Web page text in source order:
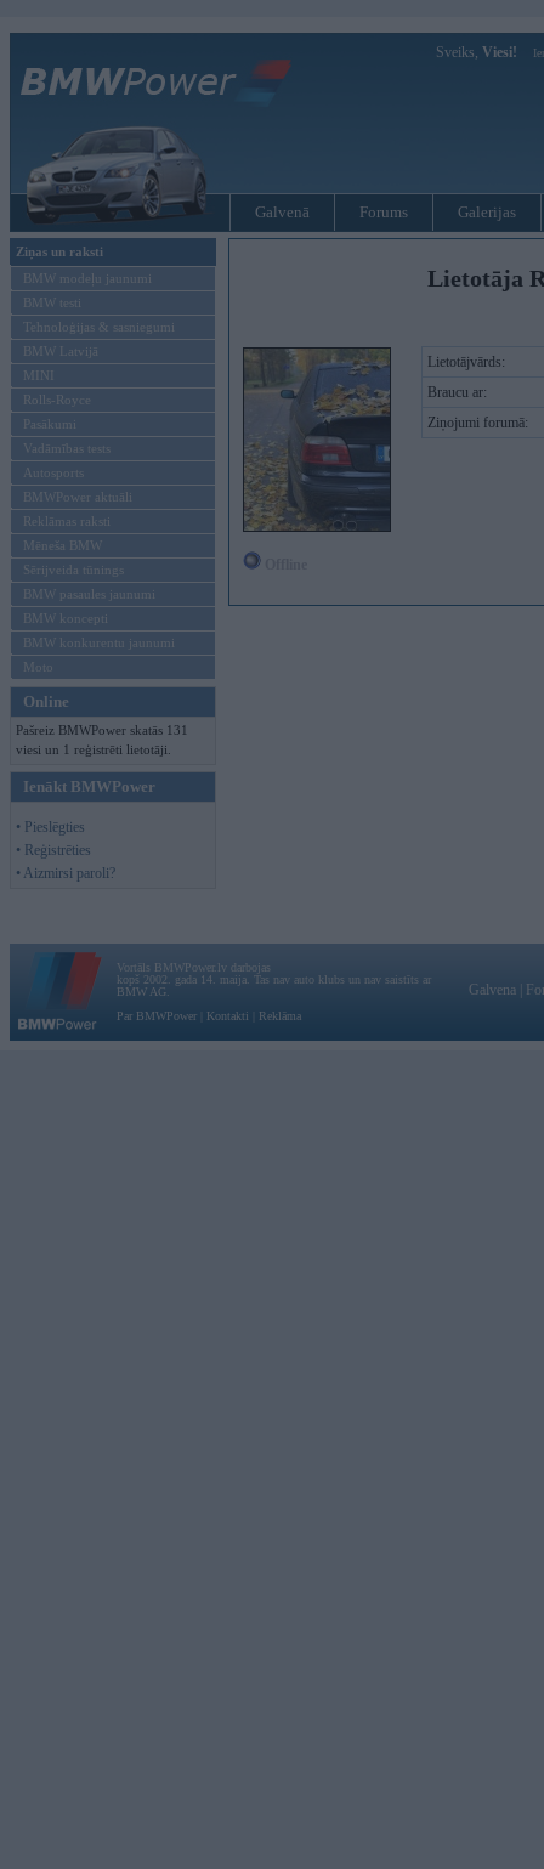
Sveiks, Viesi!
Galvenā Forums Galerijas
Ziņas un raksti
BMW modeļu jaunumi
BMW testi
Tehnoloģijas & sasniegumi
BMW Latvijā
MINI
Rolls-Royce
Pasākumi
Vadāmības tests
Autosports
BMWPower aktuāli
Reklāmas raksti
Mēneša BMW
Sērijveida tūnings
BMW pasaules jaunumi
BMW koncepti
BMW konkurentu jaunumi
Moto
Online
Pašreiz BMWPower skatās 131
viesi un 1 reģistrēti lietotāji.
Ienākt BMWPower
• Pieslēgties
• Reģistrēties
• Aizmirsi paroli?
Lietotāja
Lietotājvārds:
Braucu ar:
Ziņojumi forumā:
Vortāls BMWPower.lv darbojas
kopš 2002. gada 14. maija. Tas nav auto klubs un nav saistīts ar
BMW AG.
Par BMWPower
Kontakti Reklāma
Galvena